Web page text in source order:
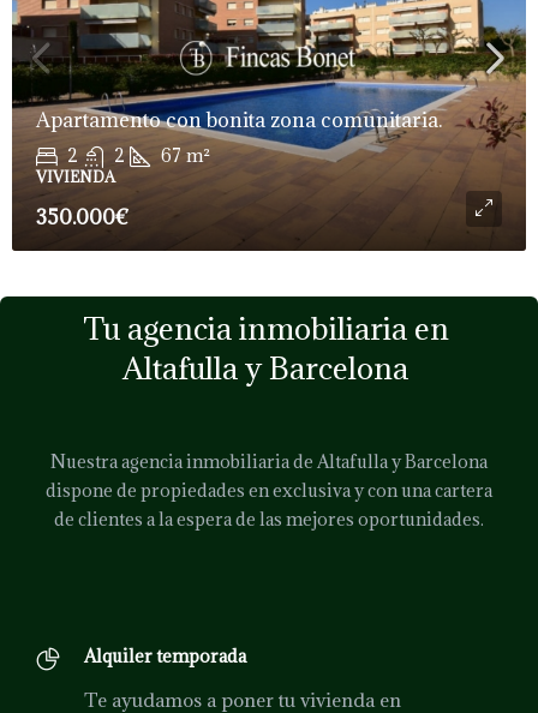
Apartamento con bonita zona comunitaria.
2 2 67 m²
VIVIENDA
350.000€
Tu agencia inmobiliaria en
Altafulla y Barcelona
Nuestra agencia inmobiliaria de Altafulla y Barcelona
dispone de propiedades en exclusiva y con una cartera
de clientes a la espera de las mejores oportunidades.
Alquiler temporada
Te ayudamos a poner tu vivienda en